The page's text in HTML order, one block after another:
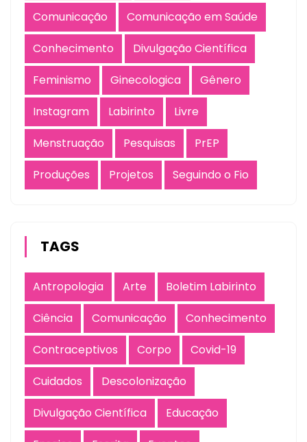
Comunicação
Comunicação em Saúde
Conhecimento
Divulgação Científica
Feminismo
Ginecologica
Gênero
Instagram
Labirinto
Livre
Menstruação
Pesquisas
PrEP
Produções
Projetos Seguindo o Fio
TAGS
Antropologia Arte
Boletim Labirinto
Ciência
Comunicação
Conhecimento
Contraceptivos
Corpo
Covid-19
Cuidados
Descolonização
Divulgação Científica
Educação